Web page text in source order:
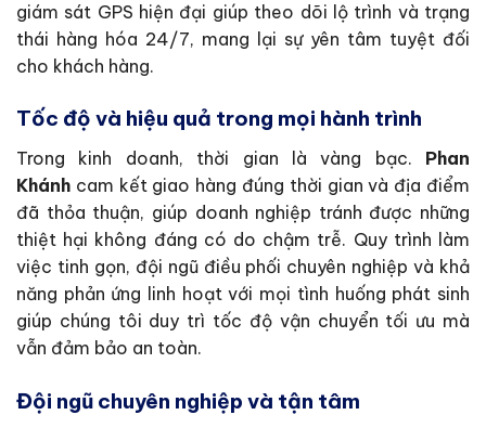
giám sát GPS hiện đại giúp theo dõi lộ trình và trạng
thái hàng hóa 24/7, mang lại sự yên tâm tuyệt đối
cho khách hàng.
Tốc độ và hiệu quả trong mọi hành trình
Trong kinh doanh, thời gian là vàng bạc. Phan
Khánh cam kết giao hàng đúng thời gian và địa điểm
đã thỏa thuận, giúp doanh nghiệp tránh được những
thiệt hại không đáng có do chậm trễ. Quy trình làm
việc tinh gọn, đội ngũ điều phối chuyên nghiệp và khả
năng phản ứng linh hoạt với mọi tình huống phát sinh
giúp chúng tôi duy trì tốc độ vận chuyển tối ưu mà
vẫn đảm bảo an toàn.
Đội ngũ chuyên nghiệp và tận tâm